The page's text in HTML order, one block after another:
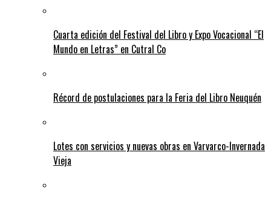
Cuarta edición del Festival del Libro y Expo Vocacional “El
Mundo en Letras” en Cutral Co
Récord de postulaciones para la Feria del Libro Neuquén
Lotes con servicios y nuevas obras en Varvarco-Invernada
Vieja